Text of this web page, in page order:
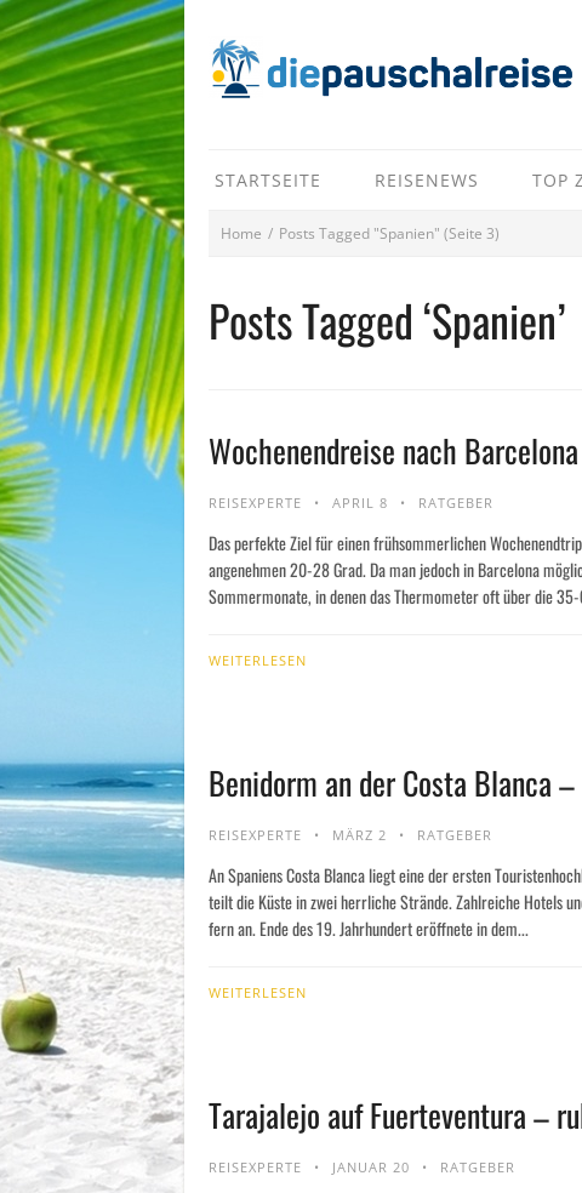
STARTSEITE REISENEWS TOP
Home / Posts Tagged "Spanien" (Seite 3)
Posts Tagged ‘Spanien’
Wochenendreise nach Barcelona
REISEXPERTE APRIL 8 RATGEBER
Das perfekte Ziel für einen frühsommerlichen
angenehmen 20-28 Grad. Da man jedoch in Barcelona
Sommermonate, in denen das Thermometer oft über die
WEITERLESEN
Benidorm an der Costa Blanca
REISEXPERTE MÄRZ 2 RATGEBER
An Spaniens Costa Blanca liegt eine der ersten
teilt die Küste in zwei herrliche Strände. Zahlreiche Hotels
fern an. Ende des 19. Jahrhundert eröffnete in dem...
WEITERLESEN
Tarajalejo auf Fuerteventura –
REISEXPERTE JANUAR 20 RATGEBER